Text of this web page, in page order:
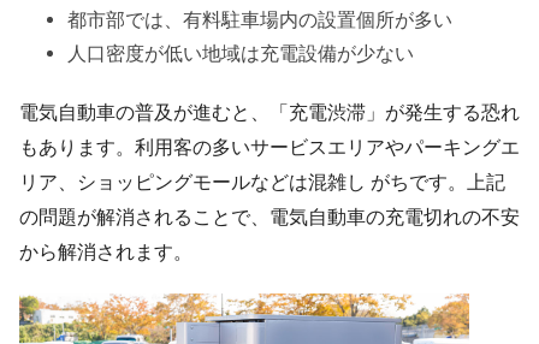
都市部では、有料駐車場内の設置個所が多い
人口密度が低い地域は充電設備が少ない
電気自動車の普及が進むと、「充電渋滞」が発生する恐れ
もあります。利用客の多いサービスエリアやパーキングエ
リア、ショッピングモールなどは混雑し がちです。上記
の問題が解消されることで、電気自動車の充電切れの不安
から解消されます。